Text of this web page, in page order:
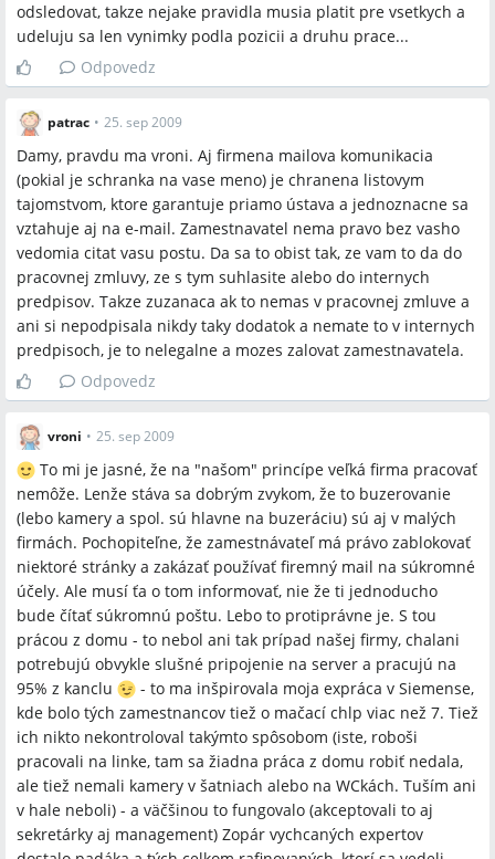
odsledovat, takze nejake pravidla musia platit pre vsetkych a
udeluju sa len vynimky podla pozicii a druhu prace...
Odpovedz
patrac • 25. sep 2009
Damy, pravdu ma vroni. Aj firmena mailova komunikacia
(pokial je schranka na vase meno) je chranena listovym
tajomstvom, ktore garantuje priamo ústava a jednoznacne sa
vztahuje aj na e-mail. Zamestnavatel nema pravo bez vasho
vedomia citat vasu postu. Da sa to obist tak, ze vam to da do
pracovnej zmluvy, ze s tym suhlasite alebo do internych
predpisov. Takze zuzanaca ak to nemas v pracovnej zmluve a
ani si nepodpisala nikdy taky dodatok a nemate to v internych
predpisoch, je to nelegalne a mozes zalovat zamestnavatela.
Odpovedz
vroni • 25. sep 2009
To mi je jasné, že na "našom" princípe veľká firma pracovať
nemôže. Lenže stáva sa dobrým zvykom, že to buzerovanie
(lebo kamery a spol. sú hlavne na buzeráciu) sú aj v malých
firmách. Pochopiteľne, že zamestnávateľ má právo zablokovať
niektoré stránky a zakázať používať firemný mail na súkromné
účely. Ale musí ťa o tom informovať, nie že ti jednoducho
bude čítať súkromnú poštu. Lebo to protiprávne je. S tou
prácou z domu - to nebol ani tak prípad našej firmy, chalani
potrebujú obvykle slušné pripojenie na server a pracujú na
95% z kanclu
- to ma inšpirovala moja expráca v Siemense,
kde bolo tých zamestnancov tiež o mačací chlp viac než 7. Tiež
ich nikto nekontroloval takýmto spôsobom (iste, roboši
pracovali na linke, tam sa žiadna práca z domu robiť nedala,
ale tiež nemali kamery v šatniach alebo na WCkách. Tuším ani
v hale neboli) - a väčšinou to fungovalo (akceptovali to aj
sekretárky aj management) Zopár vychcaných expertov